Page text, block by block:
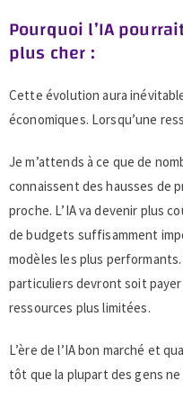
Pourquoi l’IA
plus cher :
Cette évolution aura
économiques. Lorsqu’une
Je m’attends à ce que de
connaissent des hausses de
proche. L’IA va devenir plus
de budgets suffisamment
modèles les plus
particuliers devront soit
ressources plus limitées.
L’ère de l’IA bon marché et
tôt que la plupart des gens